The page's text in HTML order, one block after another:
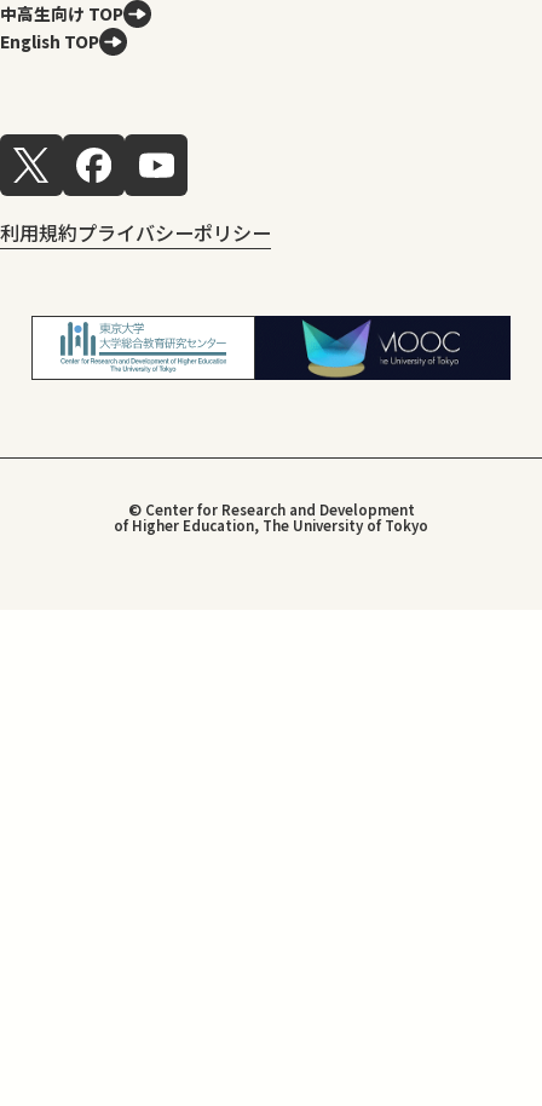
中高生向け TOP
English TOP
利用規約プライバシーポリシー
© Center for Research and Development
of Higher Education, The University of Tokyo